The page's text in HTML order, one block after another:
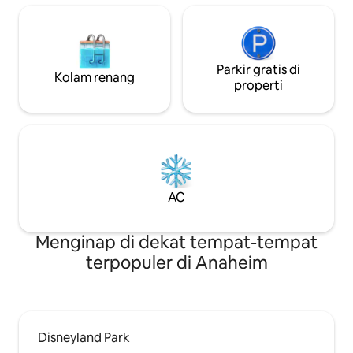
Kolam renang
Parkir gratis di
properti
AC
Menginap di dekat tempat-tempat
terpopuler di Anaheim
Disneyland Park